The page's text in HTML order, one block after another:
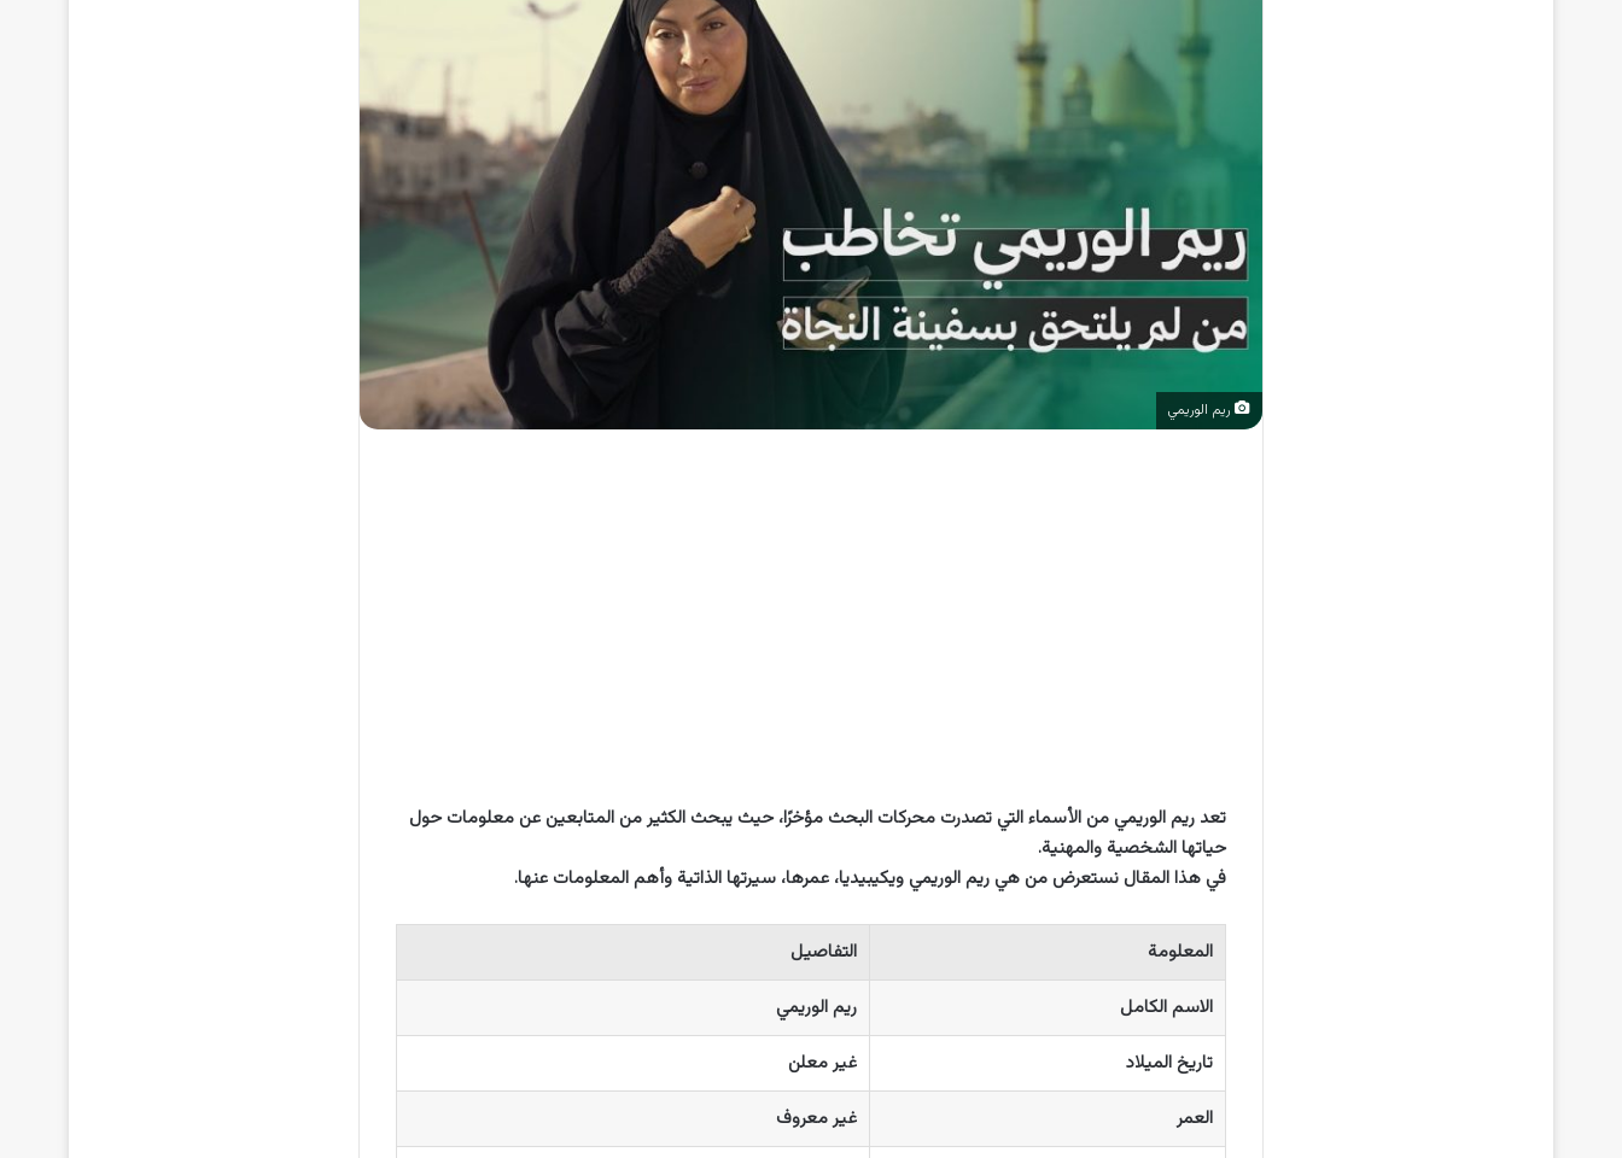
ريم الوريمي
تعد ريم الوريمي من الأسماء التي تصدرت محركات البحث مؤخرًا، حيث يبحث الكثير من المتابعين عن معلومات حول
حياتها الشخصية والمهنية.
في هذا المقال نستعرض من هي ريم الوريمي ويكيبيديا، عمرها، سيرتها الذاتية وأهم المعلومات عنها.
المعلومة
التفاصيل
الاسم الكامل
ريم الوريمي
تاريخ الميلاد
غير معلن
العمر
غير معروف